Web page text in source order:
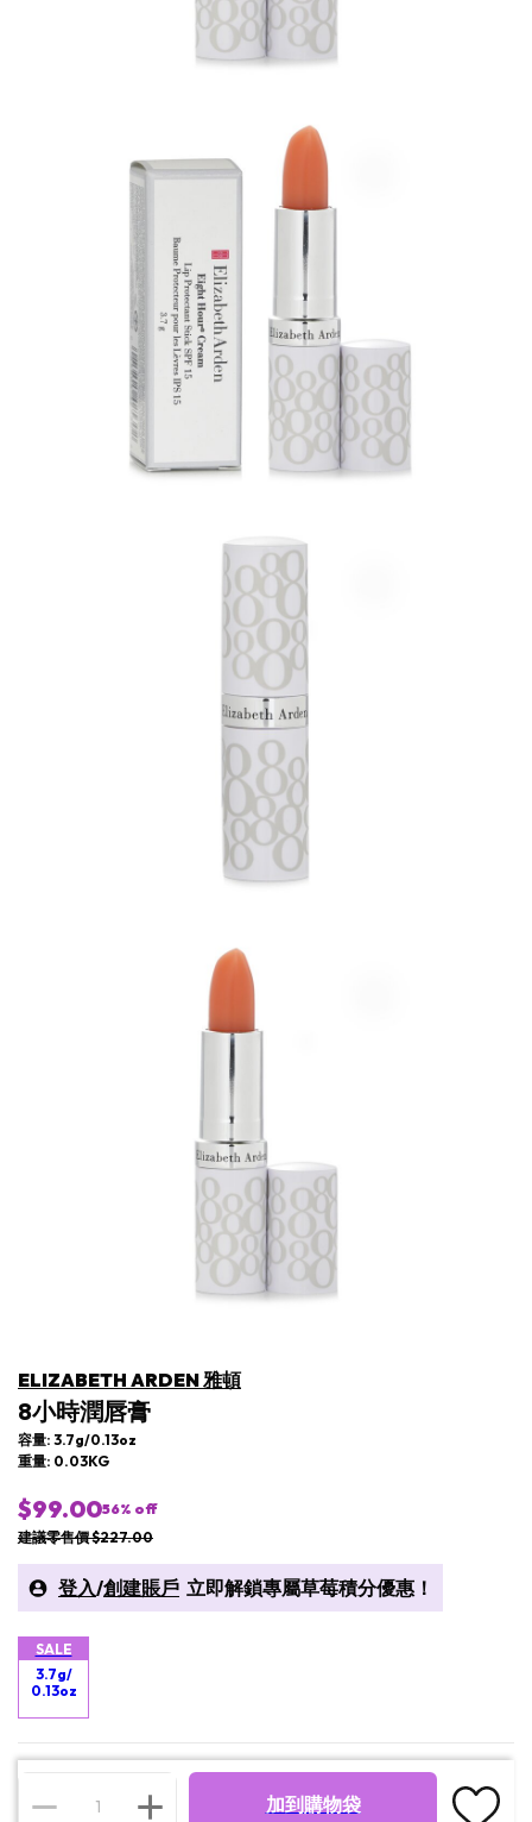
ELIZABETH ARDEN 雅頓
8小時潤唇膏
容量: 3.7g/0.13oz
重量: 0.03KG
$99.0056% off
建議零售價 $227.00
登入/創建賬戶 立即解鎖專屬草莓積分優惠！
SALE
3.7g/
0.13oz
加到購物袋